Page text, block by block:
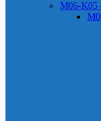
M06-K05